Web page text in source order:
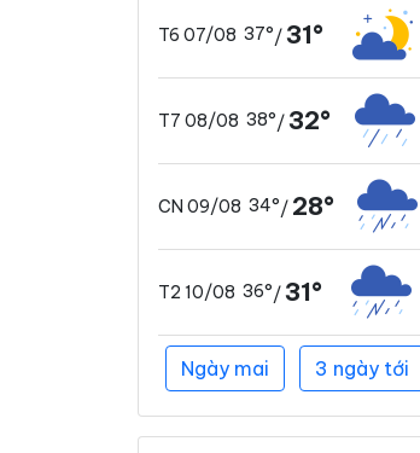
T6 07/08 37°/31°
T7 08/08 38°/32°
CN 09/08 34°/ 28°
T2 10/08 36°/31°
Ngày mai 3 ngày tới